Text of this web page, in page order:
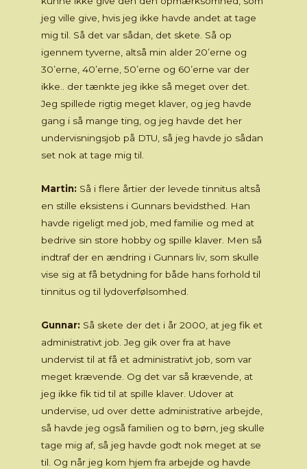
jeg ville give, hvis jeg ikke havde andet at tage
mig til. Så det var sådan, det skete. Så op
igennem tyverne, altså min alder 20’erne og
30’erne, 40’erne, 50’erne og 60’erne var der
ikke.. der tænkte jeg ikke så meget over det.
Jeg spillede rigtig meget klaver, og jeg havde
gang i så mange ting, og jeg havde det her
undervisningsjob på DTU, så jeg havde jo sådan
set nok at tage mig til.
Martin: Så i flere årtier der levede tinnitus altså
en stille eksistens i Gunnars bevidsthed. Han
havde rigeligt med job, med familie og med at
bedrive sin store hobby og spille klaver. Men så
indtraf der en ændring i Gunnars liv, som skulle
vise sig at få betydning for både hans forhold til
tinnitus og til lydoverfølsomhed.
Gunnar: Så skete der det i år 2000, at jeg fik et
administrativt job. Jeg gik over fra at have
undervist til at få et administrativt job, som var
meget krævende. Og det var så krævende, at
jeg ikke fik tid til at spille klaver. Udover at
undervise, ud over dette administrative arbejde,
så havde jeg også familien og to børn, jeg skulle
tage mig af, så jeg havde godt nok meget at se
til. Og når jeg kom hjem fra arbejde og havde